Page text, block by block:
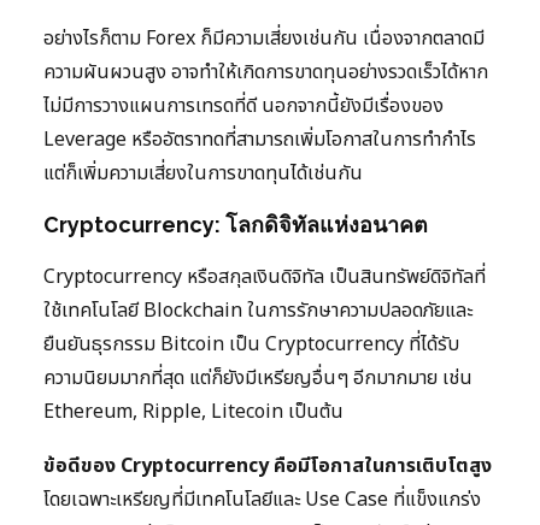
อย่างไรก็ตาม Forex ก็มีความเสี่ยงเช่นกัน เนื่องจากตลาดมี
ความผันผวนสูง อาจทำให้เกิดการขาดทุนอย่างรวดเร็วได้หาก
ไม่มีการวางแผนการเทรดที่ดี นอกจากนี้ยังมีเรื่องของ
Leverage หรืออัตราทดที่สามารถเพิ่มโอกาสในการทำกำไร
แต่ก็เพิ่มความเสี่ยงในการขาดทุนได้เช่นกัน
Cryptocurrency: โลกดิจิทัลแห่งอนาคต
Cryptocurrency หรือสกุลเงินดิจิทัล เป็นสินทรัพย์ดิจิทัลที่
ใช้เทคโนโลยี Blockchain ในการรักษาความปลอดภัยและ
ยืนยันธุรกรรม Bitcoin เป็น Cryptocurrency ที่ได้รับ
ความนิยมมากที่สุด แต่ก็ยังมีเหรียญอื่นๆ อีกมากมาย เช่น
Ethereum, Ripple, Litecoin เป็นต้น
ข้อดีของ Cryptocurrency คือมีโอกาสในการเติบโตสูง
โดยเฉพาะเหรียญที่มีเทคโนโลยีและ Use Case ที่แข็งแกร่ง